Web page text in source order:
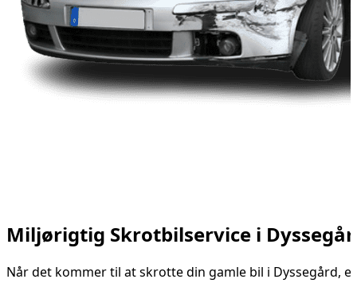
Miljørigtig Skrotbilservice i
Når det kommer til at skrotte din gamle bil i Dyssegård,